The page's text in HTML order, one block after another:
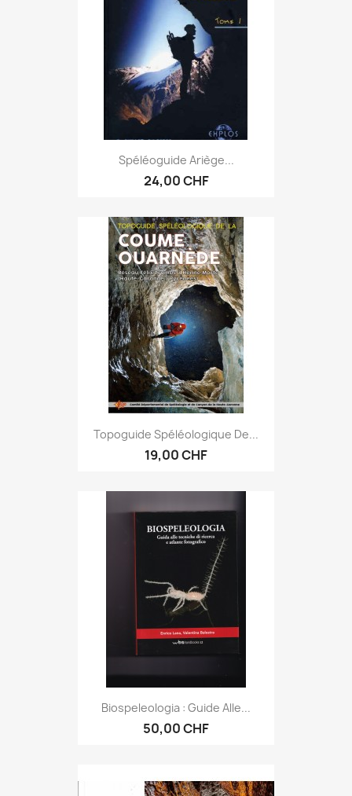
Spéléoguide Ariège...
24,00 CHF
Topoguide Spéléologique De...
19,00 CHF
Biospeleologia : Guide Alle...
50,00 CHF